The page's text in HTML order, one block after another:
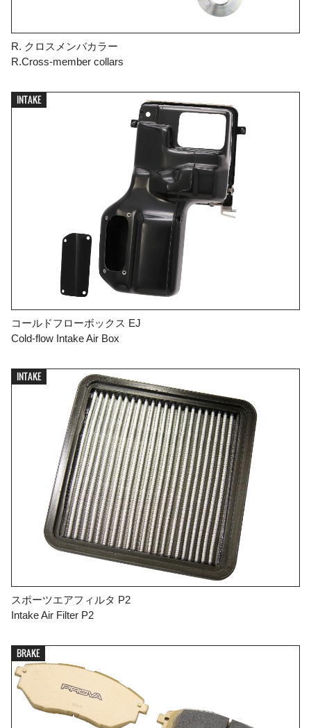
R. クロスメンバカラー
R.Cross-member collars
INTAKE
コールドフローボックス EJ
Cold-flow Intake Air Box
INTAKE
スポーツエアフィルタ P2
Intake Air Filter P2
BRAKE